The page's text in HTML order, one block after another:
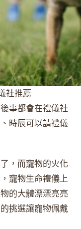
社推薦
事都會在禮儀社
時辰可以請禮儀
，而寵物的火化
寵物生命禮儀上
的大體漂漂亮亮
挑選讓寵物佩戴